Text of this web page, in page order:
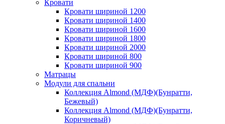
Кровати
Кровати шириной 1200
Кровати шириной 1400
Кровати шириной 1600
Кровати шириной 1800
Кровати шириной 2000
Кровати шириной 800
Кровати шириной 900
Матрацы
Модули для спальни
Коллекция Almond (МДФ)(Бунратти,
Бежевый)
Коллекция Almond (МДФ)(Бунратти,
Коричневый)